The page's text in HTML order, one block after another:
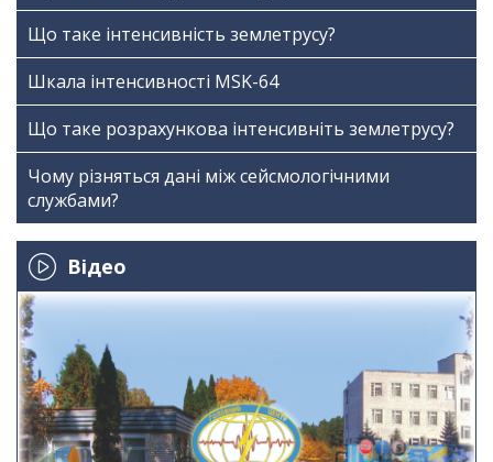
Що таке інтенсивність землетрусу?
Шкала інтенсивності МSK-64
Що таке розрахункова інтенсивніть землетрусу?
Чому різняться дані між сейсмологічними
службами?
Відео